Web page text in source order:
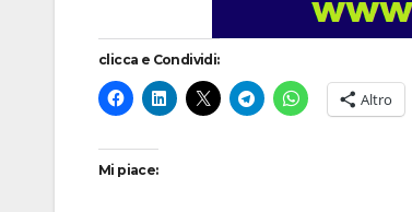
clicca e Condividi:
Altro
Mi piace: